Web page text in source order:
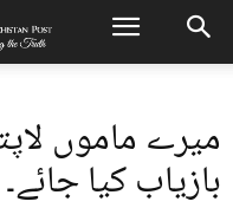
میرے ماموں
بازیاب کیا